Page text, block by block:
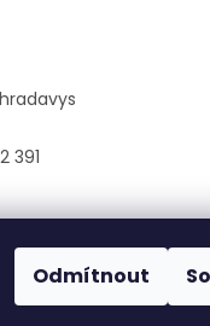
Odmítnout
391